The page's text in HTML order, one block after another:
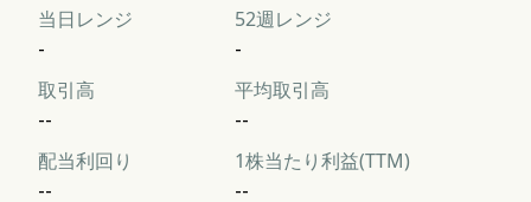
当日レンジ
-
52週レンジ
-
取引高
--
平均取引高
--
配当利回り
--
1株当たり利益(TTM)
--